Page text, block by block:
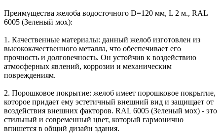
Преимущества желоба водосточного D=120 мм, L 2 м., RAL
6005 (Зеленый мох):
1. Качественные материалы: данный желоб изготовлен из
высококачественного металла, что обеспечивает его
прочность и долговечность. Он устойчив к воздействию
атмосферных явлений, коррозии и механическим
повреждениям.
2. Порошковое покрытие: желоб имеет порошковое покрытие,
которое придает ему эстетичный внешний вид и защищает от
воздействия внешних факторов. RAL 6005 (Зеленый мох) - это
стильный и современный цвет, который гармонично
впишется в общий дизайн здания.